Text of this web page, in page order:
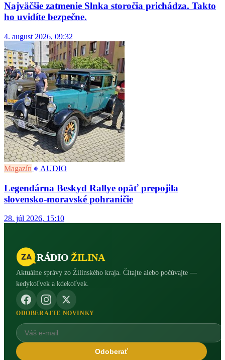
Najväčšie zatmenie Slnka storočia prichádza. Takto
ho uvidíte bezpečne.
4. august 2026, 09:32
Magazín AUDIO
Legendárna Beskyd Rallye opäť prepojila
slovensko-moravské pohraničie
28. júl 2026, 15:10
RÁDIO ŽILINA
Aktuálne správy zo Žilinského kraja. Čítajte alebo počúvajte —
kedykoľvek a kdekoľvek.
ODOBERAJTE NOVINKY
Odoberať